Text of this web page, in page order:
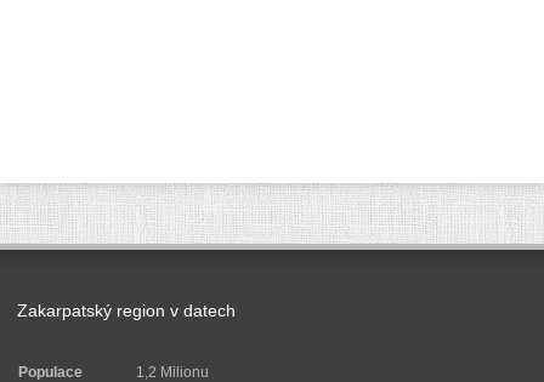
Zakarpatský region v datech
Populace
1,2 Milionu